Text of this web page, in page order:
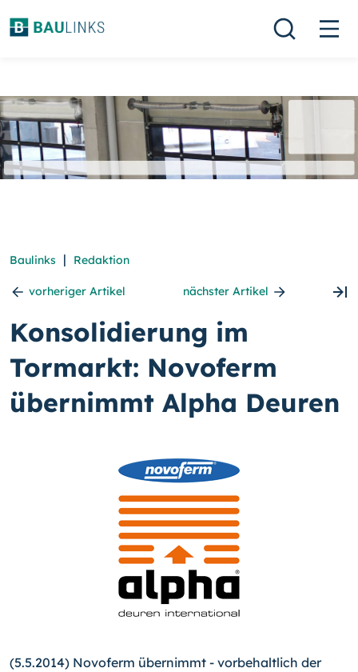
Baulinks | Redaktion
vorheriger Artikel nächster Artikel
Konsolidierung im
Tormarkt: Novoferm
übernimmt Alpha Deuren
(5.5.2014) Novoferm übernimmt - vorbehaltlich der